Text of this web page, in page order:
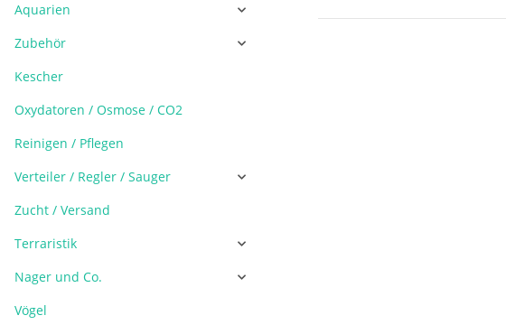
Aquarien
Zubehör
Kescher
Oxydatoren / Osmose / CO2
Reinigen / Pflegen
Verteiler / Regler / Sauger
Zucht / Versand
Terraristik
Nager und Co.
Vögel